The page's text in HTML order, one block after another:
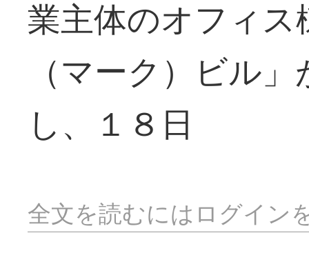
業主体のオフィ
（マーク）ビル
し、１８日
全文を読むにはログイン